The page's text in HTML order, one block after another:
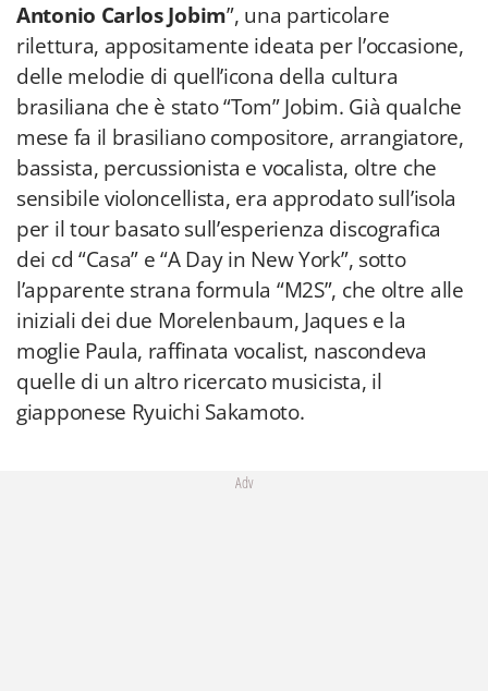
Antonio Carlos Jobim”, una particolare
rilettura, appositamente ideata per l’occasione,
delle melodie di quell’icona della cultura
brasiliana che è stato “Tom” Jobim. Già qualche
mese fa il brasiliano compositore, arrangiatore,
bassista, percussionista e vocalista, oltre che
sensibile violoncellista, era approdato sull’isola
per il tour basato sull’esperienza discografica
dei cd “Casa” e “A Day in New York”, sotto
l’apparente strana formula “M2S”, che oltre alle
iniziali dei due Morelenbaum, Jaques e la
moglie Paula, raffinata vocalist, nascondeva
quelle di un altro ricercato musicista, il
giapponese Ryuichi Sakamoto.
Adv